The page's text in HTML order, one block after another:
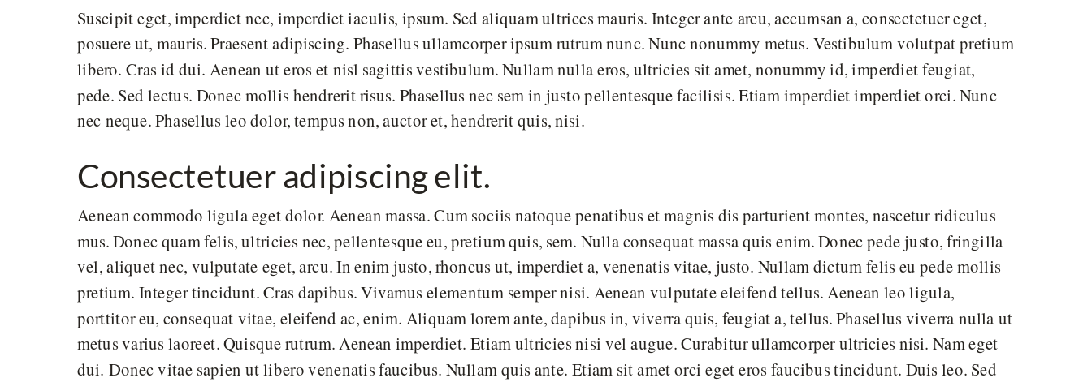
Suscipit eget, imperdiet nec, imperdiet iaculis, ipsum. Sed aliquam ultrices mauris. Integer ante arcu, accumsan a, consectetuer eget,
posuere ut, mauris. Praesent adipiscing. Phasellus ullamcorper ipsum rutrum nunc. Nunc nonummy metus. Vestibulum volutpat pretium
libero. Cras id dui. Aenean ut eros et nisl sagittis vestibulum. Nullam nulla eros, ultricies sit amet, nonummy id, imperdiet feugiat,
pede. Sed lectus. Donec mollis hendrerit risus. Phasellus nec sem in justo pellentesque facilisis. Etiam imperdiet imperdiet orci. Nunc
nec neque. Phasellus leo dolor, tempus non, auctor et, hendrerit quis, nisi.
Consectetuer adipiscing elit.
Aenean commodo ligula eget dolor. Aenean massa. Cum sociis natoque penatibus et magnis dis parturient montes, nascetur ridiculus
mus. Donec quam felis, ultricies nec, pellentesque eu, pretium quis, sem. Nulla consequat massa quis enim. Donec pede justo, fringilla
vel, aliquet nec, vulputate eget, arcu. In enim justo, rhoncus ut, imperdiet a, venenatis vitae, justo. Nullam dictum felis eu pede mollis
pretium. Integer tincidunt. Cras dapibus. Vivamus elementum semper nisi. Aenean vulputate eleifend tellus. Aenean leo ligula,
porttitor eu, consequat vitae, eleifend ac, enim. Aliquam lorem ante, dapibus in, viverra quis, feugiat a, tellus. Phasellus viverra nulla ut
metus varius laoreet. Quisque rutrum. Aenean imperdiet. Etiam ultricies nisi vel augue. Curabitur ullamcorper ultricies nisi. Nam eget
dui. Donec vitae sapien ut libero venenatis faucibus. Nullam quis ante. Etiam sit amet orci eget eros faucibus tincidunt. Duis leo. Sed